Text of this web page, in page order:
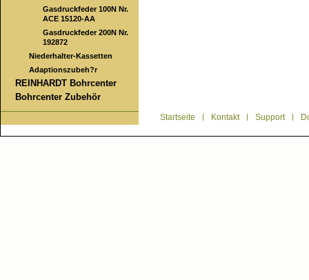
Gasdruckfeder 100N Nr.
ACE 15120-AA
Gasdruckfeder 200N Nr.
192872
Niederhalter-Kassetten
Adaptionszubeh?r
REINHARDT Bohrcenter
Bohrcenter Zubehör
Startseite | Kontakt | Support |